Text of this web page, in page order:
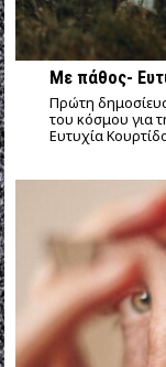
Με πάθος-
Πρώτη
του κόσμου για
Ευτυχία